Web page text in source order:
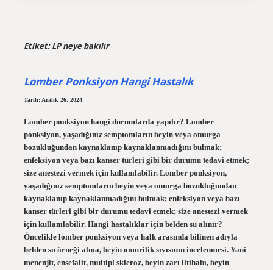
Etiket:LP neye bakılır
Lomber Ponksiyon Hangi Hastalık
Tarih: Aralık 26, 2024
Lomber ponksiyon hangi durumlarda yapılır? Lomber
ponksiyon, yaşadığınız semptomların beyin veya omurga
bozukluğundan kaynaklanıp kaynaklanmadığını bulmak;
enfeksiyon veya bazı kanser türleri gibi bir durumu tedavi etmek;
size anestezi vermek için kullanılabilir. Lomber ponksiyon,
yaşadığınız semptomların beyin veya omurga bozukluğundan
kaynaklanıp kaynaklanmadığını bulmak; enfeksiyon veya bazı
kanser türleri gibi bir durumu tedavi etmek; size anestezi vermek
için kullanılabilir. Hangi hastalıklar için belden su alınır?
Öncelikle lomber ponksiyon veya halk arasında bilinen adıyla
belden su örneği alma, beyin omurilik sıvısının incelenmesi. Yani
menenjit, ensefalit, multipl skleroz, beyin zarı iltihabı, beyin